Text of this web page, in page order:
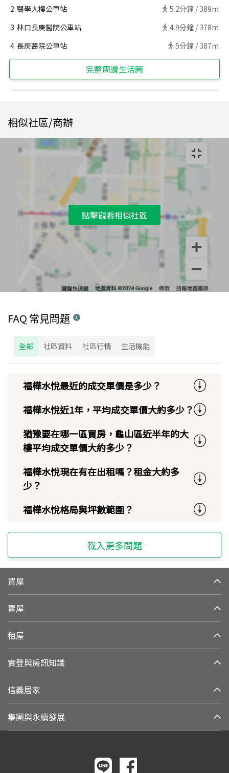
2 醫學大樓公車站 5.2分鐘 / 389m
3 林口長庚醫院公車站 4.9分鐘 / 378m
4 長庚醫院公車站 5分鐘 / 387m
完整周邊生活圈
相似社區/商辦
點擊觀看相似社區
FAQ 常見問題
全部 社區資料 社區行情 生活機能
福樺水悅最近的成交單價是多少？
福樺水悅近1年，平均成交單價大約多少？
猶豫要在哪一區買房，龜山區近半年的大
樓平均成交單價大約多少？
福樺水悅現在有在出租嗎？租金大約多
少？
福樺水悅格局與坪數範圍？
載入更多問題
買屋
賣屋
租屋
實登與房訊知識
信義居家
集團與永續發展